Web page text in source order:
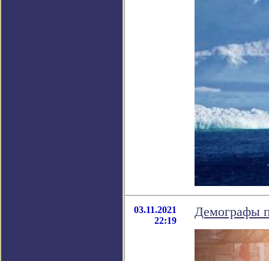
03.11.2021
22:19
Демографы